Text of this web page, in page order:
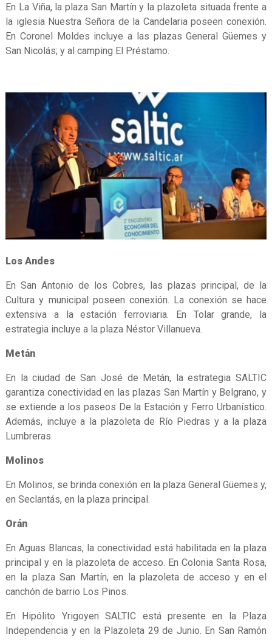
En La Viña, la plaza San Martín y la plazoleta situada frente a
la iglesia Nuestra Señora de la Candelaria poseen conexión.
En Coronel Moldes incluye a las plazas General Güemes y
San Nicolás; y al camping El Préstamo.
Los Andes
En San Antonio de los Cobres, las plazas principal, de la
Cultura y municipal poseen conexión. La conexión se hace
extensiva a la estación ferroviaria. En Tolar grande, la
estrategia incluye a la plaza Néstor Villanueva.
Metán
En la ciudad de San José de Metán, la estrategia SALTIC
garantiza conectividad en las plazas San Martín y Belgrano, y
se extiende a los paseos De la Estación y Ferro Urbanístico.
Además, incluye a la plazoleta de Río Piedras y a la plaza
Lumbreras.
Molinos
En Molinos, se brinda conexión en la plaza General Güemes y,
en Seclantás, en la plaza principal.
Orán
En Aguas Blancas, la conectividad está habilitada en la plaza
principal y en la plazoleta de acceso. En Colonia Santa Rosa,
en la plaza San Martín, en la plazoleta de acceso y en el
canchón de barrio Los Pinos.
En Hipólito Yrigoyen SALTIC está presente en la Plaza
Independencia y en la Plazoleta 29 de Junio. En San Ramón